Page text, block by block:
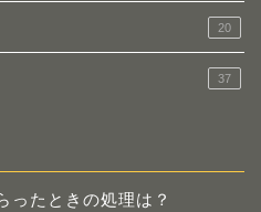
20
37
ったときの処理は？